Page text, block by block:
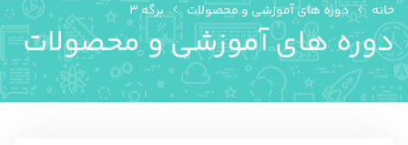
خانه دوره های آموزشی و محصولات برگه 3
دوره های آموزشی و محصولات